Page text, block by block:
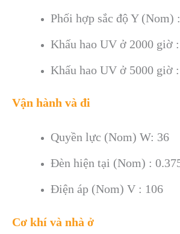
Phối hợp sắc độ Y (Nom)
Khấu hao UV ở 2000 giờ
Khấu hao UV ở 5000 giờ
Vận hành và đi
Quyền lực (Nom) W: 36
Đèn hiện tại (Nom) :
Điện áp (Nom) V : 106
Cơ khí và nhà ở